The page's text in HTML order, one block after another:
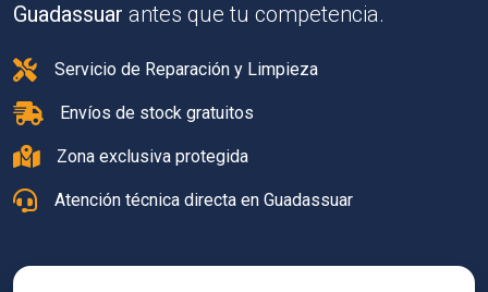
Guadassuar antes que tu competencia.
Servicio de Reparación y Limpieza
Envíos de stock gratuitos
Zona exclusiva protegida
Atención técnica directa en Guadassuar